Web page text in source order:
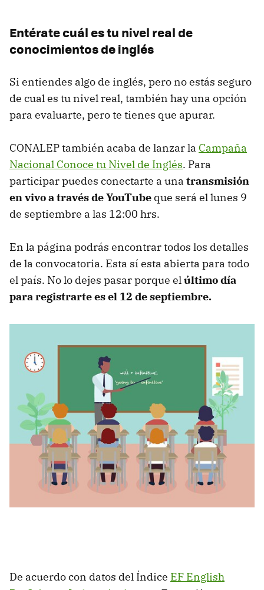
Entérate cuál es tu nivel real de
conocimientos de inglés
Si entiendes algo de inglés, pero no estás seguro
de cual es tu nivel real, también hay una opción
para evaluarte, pero te tienes que apurar.
CONALEP también acaba de lanzar la Campaña
Nacional Conoce tu Nivel de Inglés. Para
participar puedes conectarte a una transmisión
en vivo a través de YouTube que será el lunes 9
de septiembre a las 12:00 hrs.
En la página podrás encontrar todos los detalles
de la convocatoria. Esta sí esta abierta para todo
el país. No lo dejes pasar porque elúltimo día
para registrarte es el 12 de septiembre.
De acuerdo con datos del Índice EF English